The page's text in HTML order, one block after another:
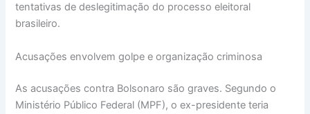
tentativas de deslegitimação do processo eleitoral
brasileiro.
Acusações envolvem golpe e organização criminosa
As acusações contra Bolsonaro são graves. Segundo o
Ministério Público Federal (MPF), o ex-presidente teria